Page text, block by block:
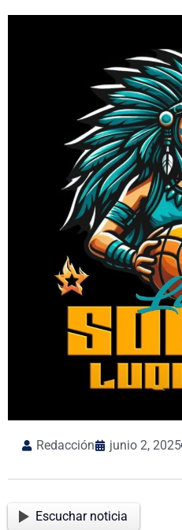
Redacción junio 2, 2025
Escuchar noticia